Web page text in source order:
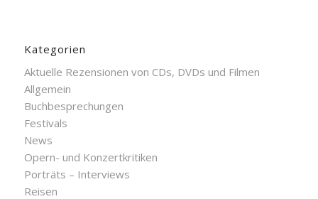
Kategorien
Aktuelle Rezensionen von CDs, DVDs und Filmen
Allgemein
Buchbesprechungen
Festivals
News
Opern- und Konzertkritiken
Porträts – Interviews
Reisen